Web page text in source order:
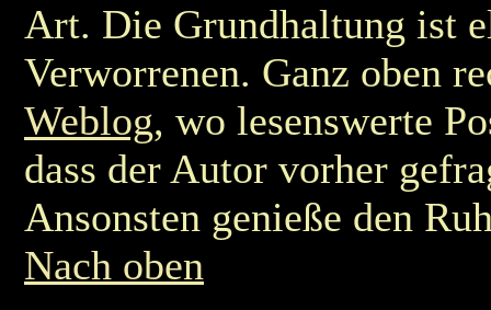
Art. Die Grundhaltung ist
Verworrenen. Ganz oben
Weblog, wo lesenswerte
dass der Autor vorher
Ansonsten genieße den
Nach oben